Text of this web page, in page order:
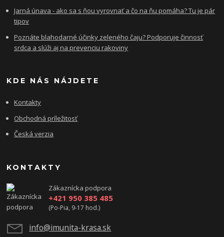
Jarná únava - ako sa s ňou vyrovnať a čo na ňu pomáha? Tu je pár
tipov
Poznáte blahodarné účinky zeleného čaju? Podporuje činnosť
srdca a slúži aj na prevenciu rakoviny
KDE NÁS NÁJDETE
Kontakty
Obchodná príležitosť
Česká verzia
KONTAKTY
Zákaznícka podpora
+421 950 385 485
(Po-Pia, 9-17 hod.)
info@imunita-krasa.sk